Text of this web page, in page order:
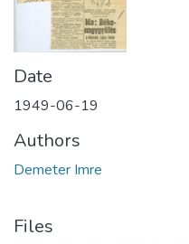
Date
1949-06-19
Authors
Demeter Imre
Files